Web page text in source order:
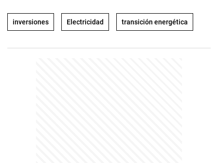
inversiones Electricidad transición energética